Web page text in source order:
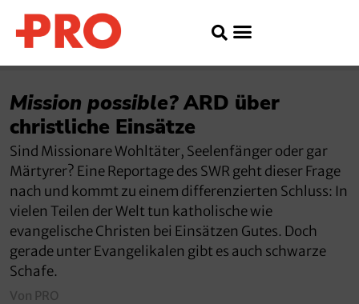
Mission possible?ARD über
christliche Einsätze
Sind Missionare Wohltäter, Seelenfänger oder gar
Märtyrer? Eine Reportage des SWR geht dieser Frage
nach und kommt zu einem differenzierten Schluss: In
vielen Teilen der Welt tun katholische wie
evangelische Christen bei Einsätzen Gutes. Doch
gerade unter Evangelikalen gibt es auch schwarze
Schafe.
Von PRO